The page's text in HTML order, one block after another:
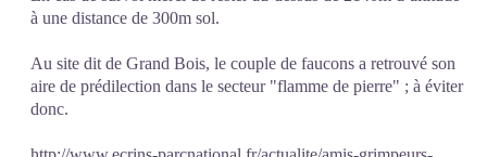
à une distance de 300m sol.
Au site dit de Grand Bois, le couple de faucons a retrouvé son
aire de prédilection dans le secteur "flamme de pierre" ; à éviter
donc.